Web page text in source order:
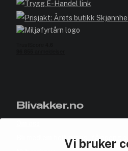
Vi bruker
Blivakker.no
Bli medlem helt gratis - få poeng